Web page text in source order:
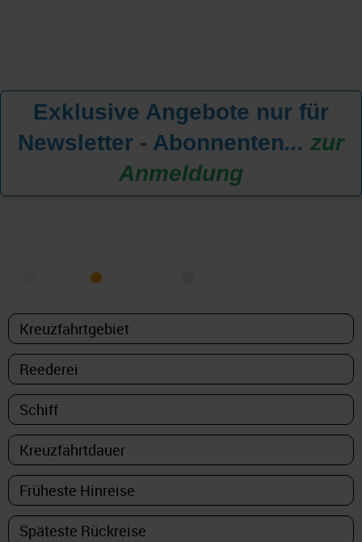
Exklusive Angebote nur für
Newsletter - Abonnenten... zur
Anmeldung